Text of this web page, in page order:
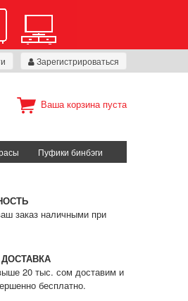
Зарегистрироваться
Ваша корзина пуста
Пуфики бинбэги
заказ наличными при
20 тыс. сом доставим и
бесплатно.